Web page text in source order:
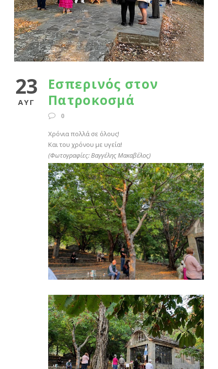
23
ΑΥΓ
Εσπερινός στον
Πατροκοσμά
0
Χρόνια πολλά σε όλους!
Και του χρόνου με υγεία!
(Φωτογραφίες: Βαγγέλης Μακαβέλος)